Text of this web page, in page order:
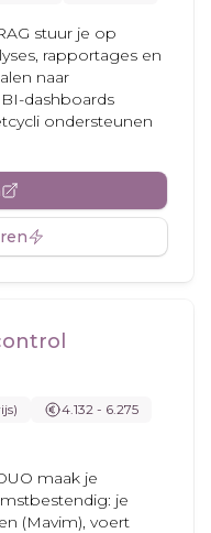
stuur je op
rapportages en
naar
dashboards
ondersteunen
4.132 - 6.275
maak je
je
(Mavim), voert